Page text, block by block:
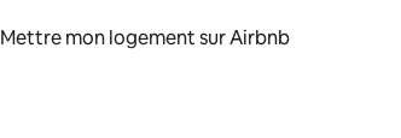
Mettre mon logement sur Airbnb